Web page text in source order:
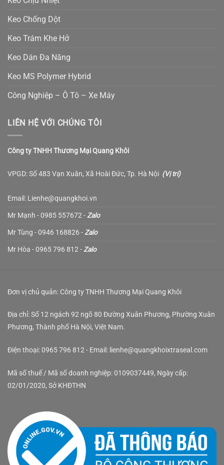
Keo Chống Dột
Keo Trám Khe Hở
Keo Dán Đa Năng
Keo MS Polymer Hybrid
Công Nghiệp – Ô Tô – Xe Máy
LIÊN HỆ VỚI CHÚNG TÔI
Công ty TNHH Thương Mại Quang Khôi
VPGD: Số 483 Vạn Xuân, Xã Hoài Đức, Tp. Hà Nội (Vị trí)
Email: Lienhe@quangkhoi.vn
Mr Mạnh - 0985 557672 - Zalo
Mr Tùng - 0946 168826 - Zalo
Mr Hòa - 0965 796 812 - Zalo
Đơn vị chủ quản: Công ty TNHH Thương Mại Quang Khôi
Địa chỉ: Số 12 ngách 92 ngõ 80 Đường Xuân Phương, Phường Xuân
Phương, Thành phố Hà Nội, Việt Nam.
Điện thoại: 0965 796 812 - Email: lienhe@quangkhoixtraseal.com
Mã số thuế / Mã số doanh nghiệp: 0109037449, Ngày cấp:
02/01/2020, Sở KHĐTHN